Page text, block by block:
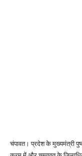
चंपावत। प्रदेश के मुख्यमंत्री